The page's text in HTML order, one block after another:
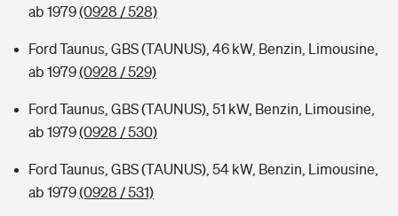
ab 1979(0928 / 528)
Ford Taunus, GBS (TAUNUS), 46 kW, Benzin, Limousine,
ab 1979(0928 / 529)
Ford Taunus, GBS (TAUNUS), 51 kW, Benzin, Limousine,
ab 1979(0928 / 530)
Ford Taunus, GBS (TAUNUS), 54 kW, Benzin, Limousine,
ab 1979(0928 / 531)